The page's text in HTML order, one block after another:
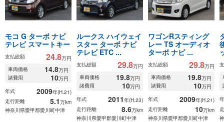
モコ G ターボ ナビ
テレビ スマートキー
支払総額 24.8万円
車両価格
14.8万円
諸費用
10万円
年式
2009年(H.21)
走行距離
5.1万km
神奈川県愛甲郡愛川町中津
ルークス ハイウェイ
スター ターボ ナビ
テレビ ETC ...
支払総額 29.8万円
車両価格
19.8万円
諸費用
10万円
年式
2011年(H.23)
走行距離
8.6万km
神奈川県愛甲郡愛川町中津
ワゴンRスティング
レー TS オーディオ
ターボ ナビ ...
支払総額 29.8万円
車両価格
19.8万円
諸費用
10万円
年式
2009年(H.21)
走行距離
10万km
神奈川県愛甲郡愛川町中津